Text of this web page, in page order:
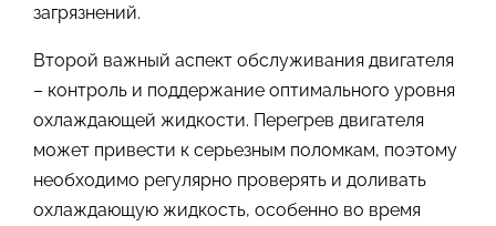
загрязнений.
Второй важный аспект обслуживания двигателя
– контроль и поддержание оптимального уровня
охлаждающей жидкости. Перегрев двигателя
может привести к серьезным поломкам, поэтому
необходимо регулярно проверять и доливать
охлаждающую жидкость, особенно во время